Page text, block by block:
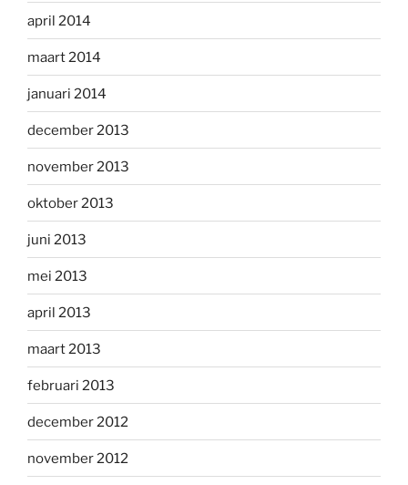
april 2014
maart 2014
januari 2014
december 2013
november 2013
oktober 2013
juni 2013
mei 2013
april 2013
maart 2013
februari 2013
december 2012
november 2012